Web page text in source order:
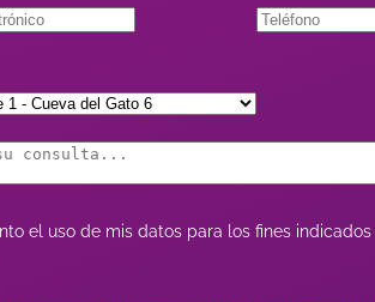
el uso de mis datos para los fines